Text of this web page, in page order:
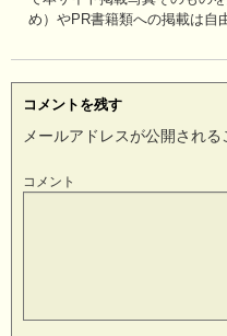
め）やPR書籍類への掲載は自
コメントを残す
メールアドレスが公開される
コメント